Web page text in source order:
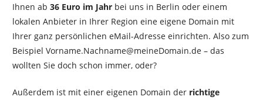
Ihnen ab 36 Euro im Jahrbei uns in Berlin oder einem
lokalen Anbieter in Ihrer Region eine eigene Domain mit
Ihrer ganz persönlichen eMail-Adresse einrichten. Also zum
Beispiel Vorname.Nachname@meineDomain.de – das
wollten Sie doch schon immer, oder?
Außerdem ist mit einer eigenen Domain der richtige